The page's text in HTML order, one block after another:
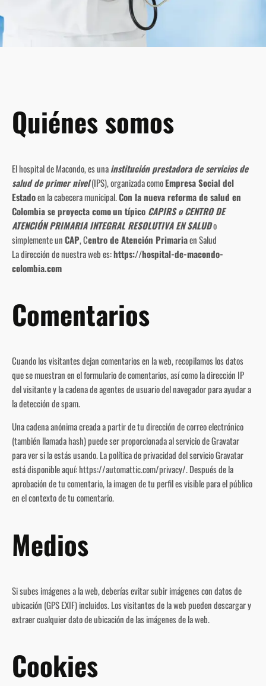
Quiénes somos
El hospital de Macondo, es unainstitución prestadora de servicios de
salud de primer nivel(IPS), organizada comoEmpresa Social del
Estadoen la cabecera municipal.Con la nueva reforma de salud en
Colombia se proyecta comoun típico CAPIRS o CENTRO DE
ATENCIÓN PRIMARIA INTEGRAL RESOLUTIVA EN SALUDo
simplemente unCAP, Centro de Atención Primariaen Salud
La dirección de nuestra web es:https://hospital-de-macondo-
colombia.com
Comentarios
Cuando los visitantes dejan comentarios en la web, recopilamos los datos
que se muestran en el formulario de comentarios, así como la dirección IP
del visitante y la cadena de agentes de usuario del navegador para ayudar a
la detección de spam.
Una cadena anónima creada a partir de tu dirección de correo electrónico
(también llamada hash) puede ser proporcionada al servicio de Gravatar
para ver si la estás usando. La política de privacidad del servicio Gravatar
está disponible aquí: https://automattic.com/privacy/. Después de la
aprobación de tu comentario, la imagen de tu perfil es visible para el público
en el contexto de tu comentario.
Medios
Si subes imágenes a la web, deberías evitar subir imágenes con datos de
ubicación (GPS EXIF) incluidos. Los visitantes de la web pueden descargar y
extraer cualquier dato de ubicación de las imágenes de la web.
Cookies